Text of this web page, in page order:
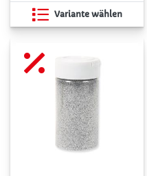
Variante wählen